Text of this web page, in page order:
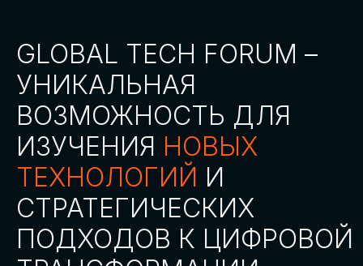
АККРЕДИТАЦИЯ
СМИ
СКАЧАТЬ ПРОГРАММУ
СТАТЬ СПИКЕРОМ
СТАТЬ УЧАСТНИКОМ